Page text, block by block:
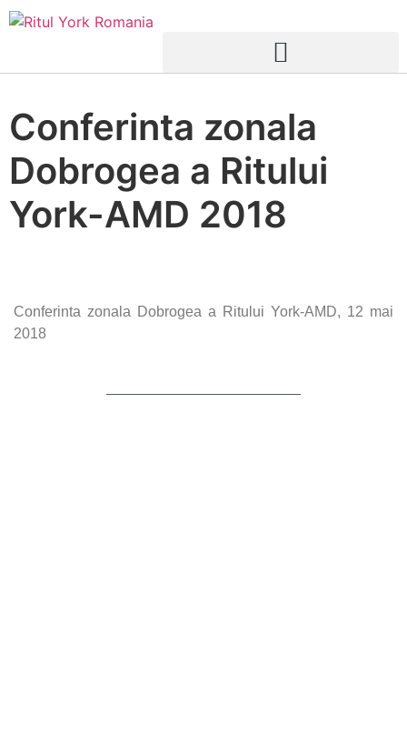
Conferinta zonala
Dobrogea a Ritului
York-AMD 2018
Conferinta zonala Dobrogea a Ritului York-AMD, 12 mai
2018